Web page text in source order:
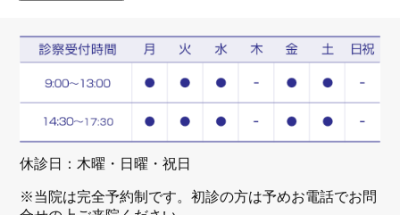
休診日：木曜・日曜・祝日
※当院は完全予約制です。初診の方は予めお電話でお問